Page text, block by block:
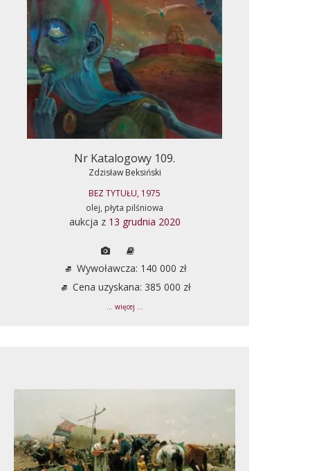
Nr Katalogowy 109.
Zdzisław Beksiński
BEZ TYTUŁU, 1975
olej, płyta pilśniowa
aukcja z 13 grudnia 2020
Wywoławcza: 140 000 zł
Cena uzyskana: 385 000 zł
... więcej ...